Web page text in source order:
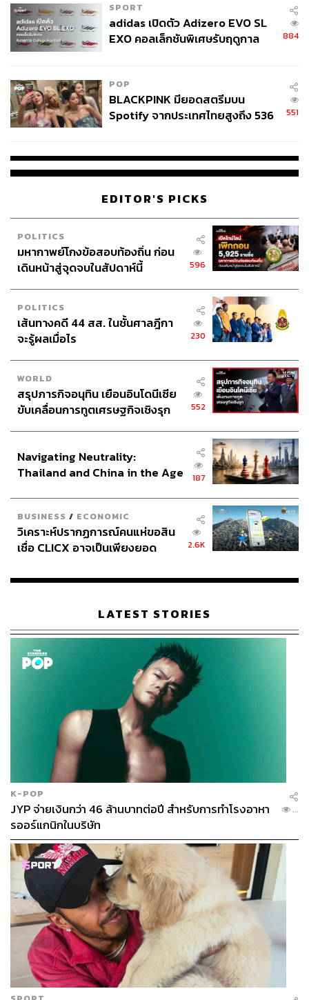
SPORT
adidas เปิดตัว Adizero EVO SL
EXO คอลเล็กชันพิเศษรับฤดูกาล
884
POP
BLACKPINK มียอดสตรีมบน
Spotify จากประเทศไทยสูงถึง 536
551
EDITOR'S PICKS
POLITICS
มหากาพย์โกงข้อสอบท้องถิ่น ก่อน
เดินหน้าสู่จุดจบในสัปดาห์นี้
596
POLITICS
เส้นทางคดี 44 สส. ในชั้นศาลฎีกา
จะรู้ผลเมื่อไร
230
WORLD
สรุปภารกิจอนุทิน เยือนอินโดนีเซีย
ขับเคลื่อนการทูตเศรษฐกิจเชิงรุก
552
Navigating Neutrality:
Thailand and China in the Age
187
BUSINESS / ECONOMIC
วิเคราะห์ปรากฏการณ์คนแห่ขอสิน
เชื่อ CLICX อาจเป็นเพียงยอด
เรือนไทยที่ถูกซุกไว้
2.6K
LATEST STORIES
K-POP
JYP จ่ายเงินกว่า 46 ล้านบาทต่อปี สำหรับการทำโรงอาหา
รออร์แกนิกในบริษัท
...